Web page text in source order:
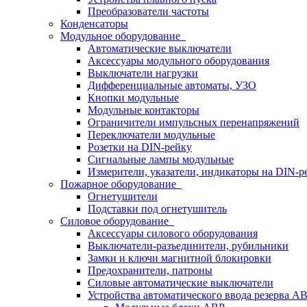
Преобразователи частоты
Конденсаторы
Модульное оборудование
Автоматические выключатели
Аксессуары модульного оборудования
Выключатели нагрузки
Дифференциальные автоматы, УЗО
Кнопки модульные
Модульные контакторы
Ограничители импульсных перенапряжений
Переключатели модульные
Розетки на DIN-рейку
Сигнальные лампы модульные
Измерители, указатели, индикаторы на DIN-
Пожарное оборудование
Огнетушители
Подставки под огнетушитель
Силовое оборудование
Аксессуары силового оборудования
Выключатели-разъединители, рубильники
Замки и ключи магнитной блокировки
Предохранители, патроны
Силовые автоматические выключатели
Устройства автоматического ввода резерва